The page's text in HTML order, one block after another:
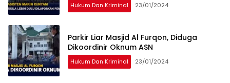
Hukum Dan Kriminal 23/01/2024
Parkir Liar Masjid Al Furqon, Diduga
Dikoordinir Oknum ASN
Hukum Dan Kriminal 23/01/2024